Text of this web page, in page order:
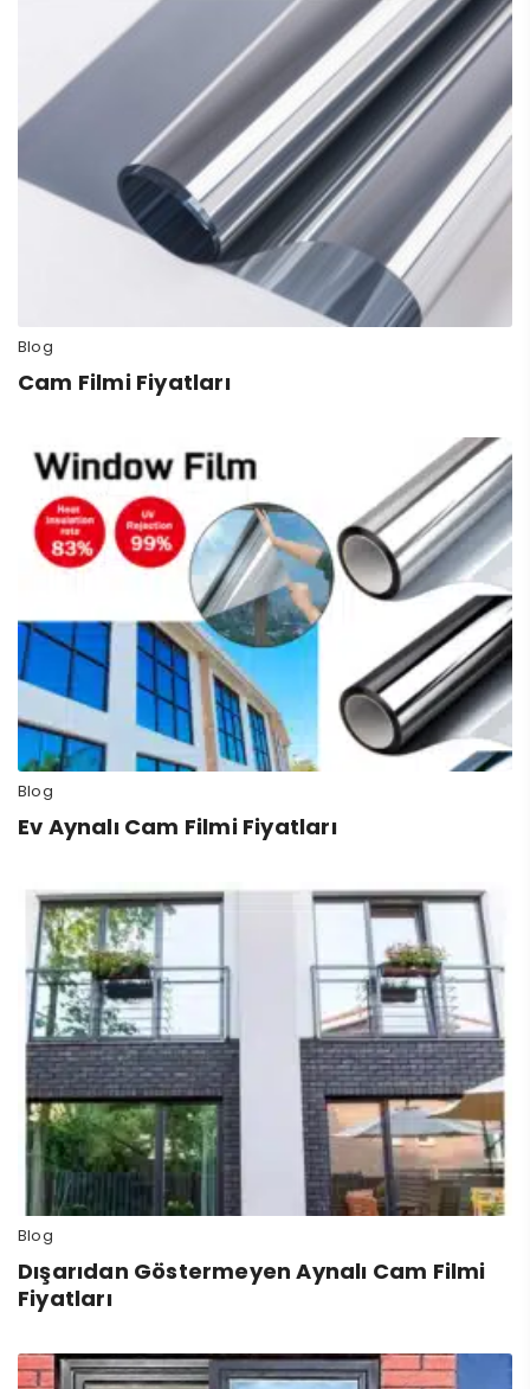
Blog
Cam Filmi Fiyatları
Blog
Ev Aynalı Cam Filmi Fiyatları
Blog
Dışarıdan Göstermeyen Aynalı Cam Filmi
Fiyatları